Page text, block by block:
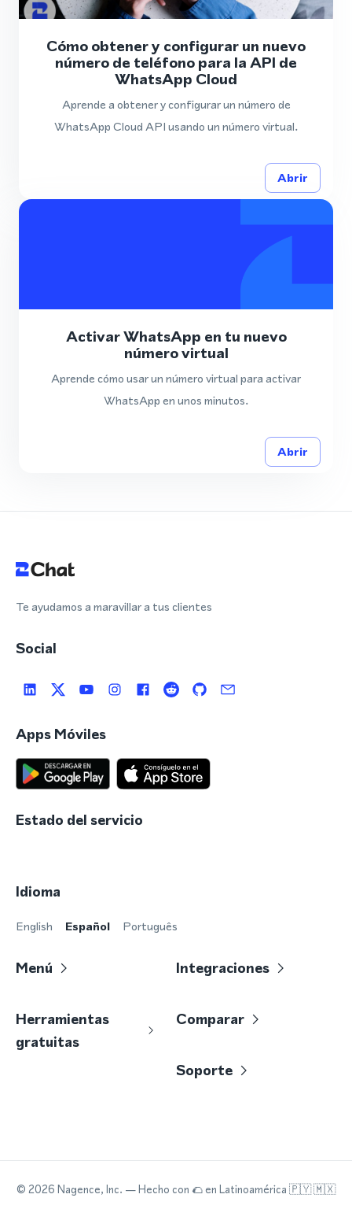
Cómo obtener y configurar un nuevo
número de teléfono para la API de
WhatsApp Cloud
Aprende a obtener y configurar un número de
WhatsApp Cloud API usando un número virtual.
Abrir
Activar WhatsApp en tu nuevo
número virtual
Aprende cómo usar un número virtual para activar
WhatsApp en unos minutos.
Abrir
Te ayudamos a maravillar a tus clientes
Social
Apps Móviles
Estado del servicio
Idioma
English Español Português
Menú Integraciones
Herramientas
gratuitas
Comparar
Soporte
© 2026 Nagence, Inc. — Hecho con 🌮 en Latinoamérica 🇵🇾 🇲🇽